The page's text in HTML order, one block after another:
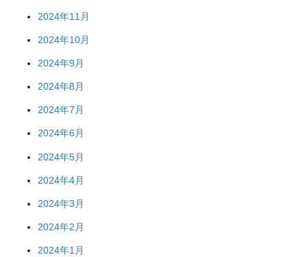
2024年11月
2024年10月
2024年9月
2024年8月
2024年7月
2024年6月
2024年5月
2024年4月
2024年3月
2024年2月
2024年1月